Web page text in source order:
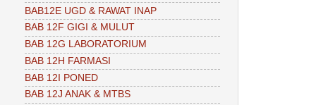
BAB12E UGD & RAWAT INAP
BAB 12F GIGI & MULUT
BAB 12G LABORATORIUM
BAB 12H FARMASI
BAB 12I PONED
BAB 12J ANAK & MTBS